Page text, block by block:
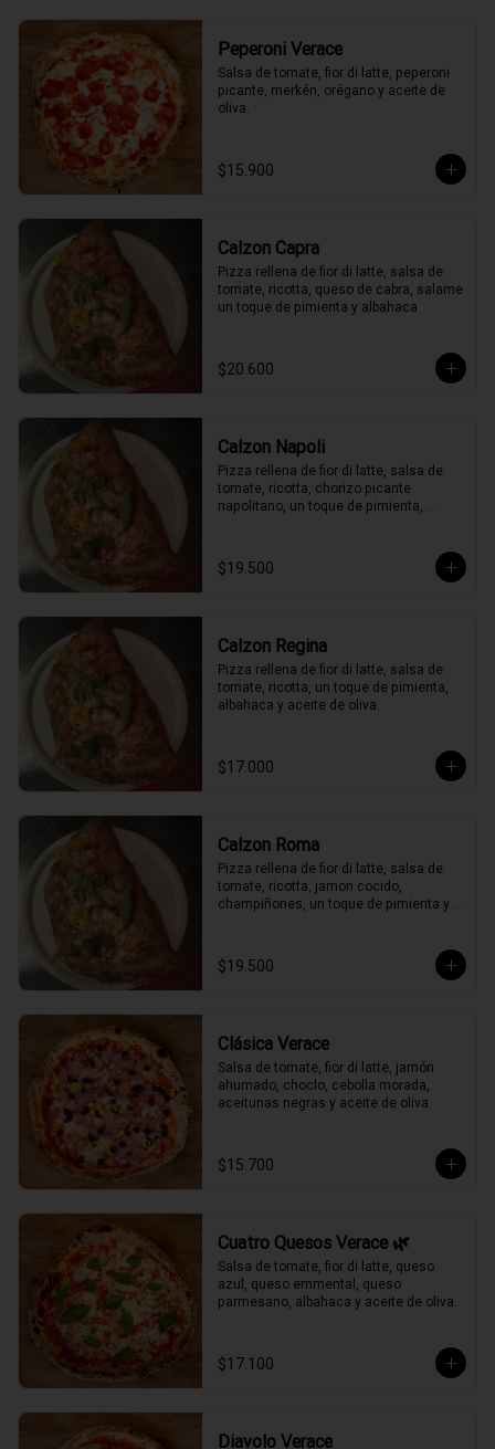
Peperoni Verace
Salsa de tomate, fior di latte, peperoni
picante, merkén, orégano y aceite de
oliva.
$15.900
Calzon Capra
Pizza rellena de fior di latte, salsa de
tomate, ricotta, queso de cabra, salame
un toque de pimienta y albahaca
$20.600
Calzon Napoli
Pizza rellena de fior di latte, salsa de
tomate, ricotta, chorizo picante
napolitano, un toque de pimienta,
$19.500
Calzon Regina
Pizza rellena de fior di latte, salsa de
tomate, ricotta, un toque de pimienta,
albahaca y aceite de oliva.
$17.000
Calzon Roma
Pizza rellena de fior di latte, salsa de
tomate, ricotta, jamon cocido,
champiñones, un toque de pimienta y
$19.500
Clásica Verace
Salsa de tomate, fior di latte, jamón
ahumado, choclo, cebolla morada,
aceitunas negras y aceite de oliva.
$15.700
Cuatro Quesos Verace 🌿
Salsa de tomate, fior di latte, queso
azul, queso emmental, queso
parmesano, albahaca y aceite de oliva.
$17.100
Diavolo Verace